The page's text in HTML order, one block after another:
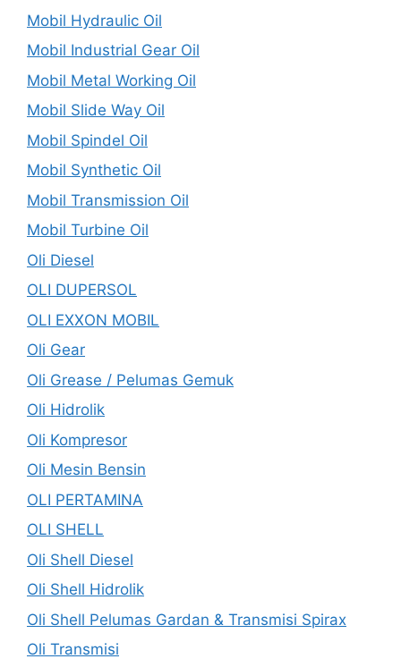
Mobil Hydraulic Oil
Mobil Industrial Gear Oil
Mobil Metal Working Oil
Mobil Slide Way Oil
Mobil Spindel Oil
Mobil Synthetic Oil
Mobil Transmission Oil
Mobil Turbine Oil
Oli Diesel
OLI DUPERSOL
OLI EXXON MOBIL
Oli Gear
Oli Grease / Pelumas Gemuk
Oli Hidrolik
Oli Kompresor
Oli Mesin Bensin
OLI PERTAMINA
OLI SHELL
Oli Shell Diesel
Oli Shell Hidrolik
Oli Shell Pelumas Gardan & Transmisi Spirax
Oli Transmisi